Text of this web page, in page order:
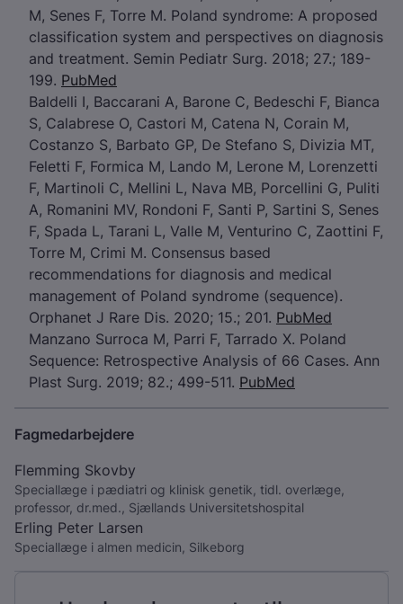
M, Senes F, Torre M. Poland syndrome: A proposed
classification system and perspectives on diagnosis
and treatment. Semin Pediatr Surg. 2018; 27.; 189-
199. PubMed
Baldelli I, Baccarani A, Barone C, Bedeschi F, Bianca
S, Calabrese O, Castori M, Catena N, Corain M,
Costanzo S, Barbato GP, De Stefano S, Divizia MT,
Feletti F, Formica M, Lando M, Lerone M, Lorenzetti
F, Martinoli C, Mellini L, Nava MB, Porcellini G, Puliti
A, Romanini MV, Rondoni F, Santi P, Sartini S, Senes
F, Spada L, Tarani L, Valle M, Venturino C, Zaottini F,
Torre M, Crimi M. Consensus based
recommendations for diagnosis and medical
management of Poland syndrome (sequence).
Orphanet J Rare Dis. 2020; 15.; 201. PubMed
Manzano Surroca M, Parri F, Tarrado X. Poland
Sequence: Retrospective Analysis of 66 Cases. Ann
Plast Surg. 2019; 82.; 499-511. PubMed
Fagmedarbejdere
Flemming Skovby
Speciallæge i pædiatri og klinisk genetik, tidl. overlæge,
professor, dr.med., Sjællands Universitetshospital
Erling Peter Larsen
Speciallæge i almen medicin, Silkeborg